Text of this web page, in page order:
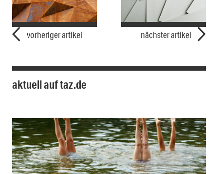
vorheriger artikel nächster artikel
aktuell auf taz.de